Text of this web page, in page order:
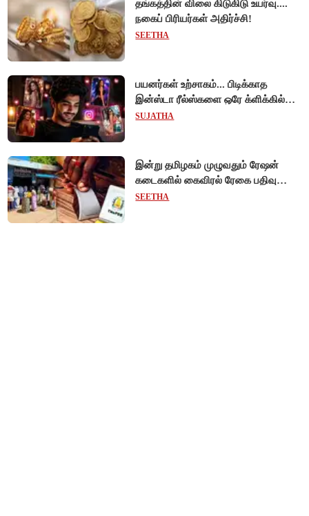
தங்கத்தின் விலை கிடுகிடு உயர்வு....
நகைப் பிரியர்கள் அதிர்ச்சி!
SEETHA
பயனர்கள் உற்சாகம்... பிடிக்காத
இன்ஸ்டா ரீல்ஸ்களை ஒரே க்ளிக்கில்
மாற்றியமைக்கலாம்!
SUJATHA
இன்று தமிழகம் முழுவதும் ரேஷன்
கடைகளில் கைவிரல் ரேகை பதிவு
சிறப்பு முகாம்!
SEETHA